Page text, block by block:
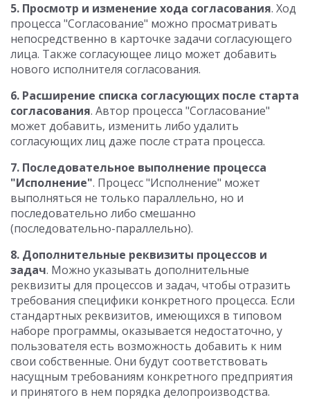
5. Просмотр и изменение хода согласования. Ход
процесса "Согласование" можно просматривать
непосредственно в карточке задачи согласующего
лица. Также согласующее лицо может добавить
нового исполнителя согласования.
6. Расширение списка согласующих после старта
согласования. Автор процесса "Согласование"
может добавить, изменить либо удалить
согласующих лиц даже после страта процесса.
7. Последовательное выполнение процесса
"Исполнение". Процесс "Исполнение" может
выполняться не только параллельно, но и
последовательно либо смешанно
(последовательно-параллельно).
8. Дополнительные реквизиты процессов и
задач. Можно указывать дополнительные
реквизиты для процессов и задач, чтобы отразить
требования специфики конкретного процесса. Если
стандартных реквизитов, имеющихся в типовом
наборе программы, оказывается недостаточно, у
пользователя есть возможность добавить к ним
свои собственные. Они будут соответствовать
насущным требованиям конкретного предприятия
и принятого в нем порядка делопроизводства.